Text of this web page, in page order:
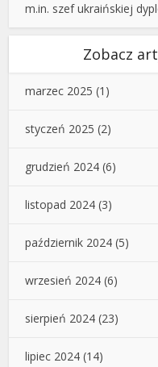
m.in. szef ukraińskiej
Zobacz
marzec 2025 (1)
styczeń 2025 (2)
grudzień 2024 (6)
listopad 2024 (3)
październik 2024 (5)
wrzesień 2024 (6)
sierpień 2024 (23)
lipiec 2024 (14)